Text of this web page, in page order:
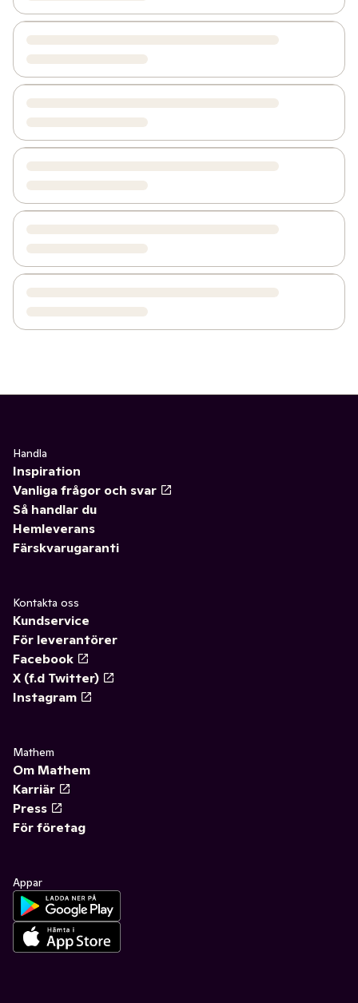
Handla
Inspiration
Vanliga frågor och svar
Så handlar du
Hemleverans
Färskvarugaranti
Kontakta oss
Kundservice
För leverantörer
Facebook
X (f.d Twitter)
Instagram
Mathem
Om Mathem
Karriär
Press
För företag
Appar